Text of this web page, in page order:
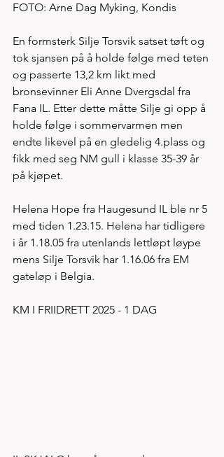
FOTO: Arne Dag Myking, Kondis
En formsterk Silje Torsvik satset tøft og
tok sjansen på å holde følge med teten
og passerte 13,2 km likt med
bronsevinner Eli Anne Dvergsdal fra
Fana IL. Etter dette måtte Silje gi opp å
holde følge i sommervarmen men
endte likevel på en gledelig 4.plass og
fikk med seg NM gull i klasse 35-39 år
på kjøpet.
Helena Hope fra Haugesund IL ble nr 5
med tiden 1.23.15. Helena har tidligere
i år 1.18.05 fra utenlands lettløpt løype
mens Silje Torsvik har 1.16.06 fra EM
gateløp i Belgia.
KM I FRIIDRETT 2025 - 1 DAG